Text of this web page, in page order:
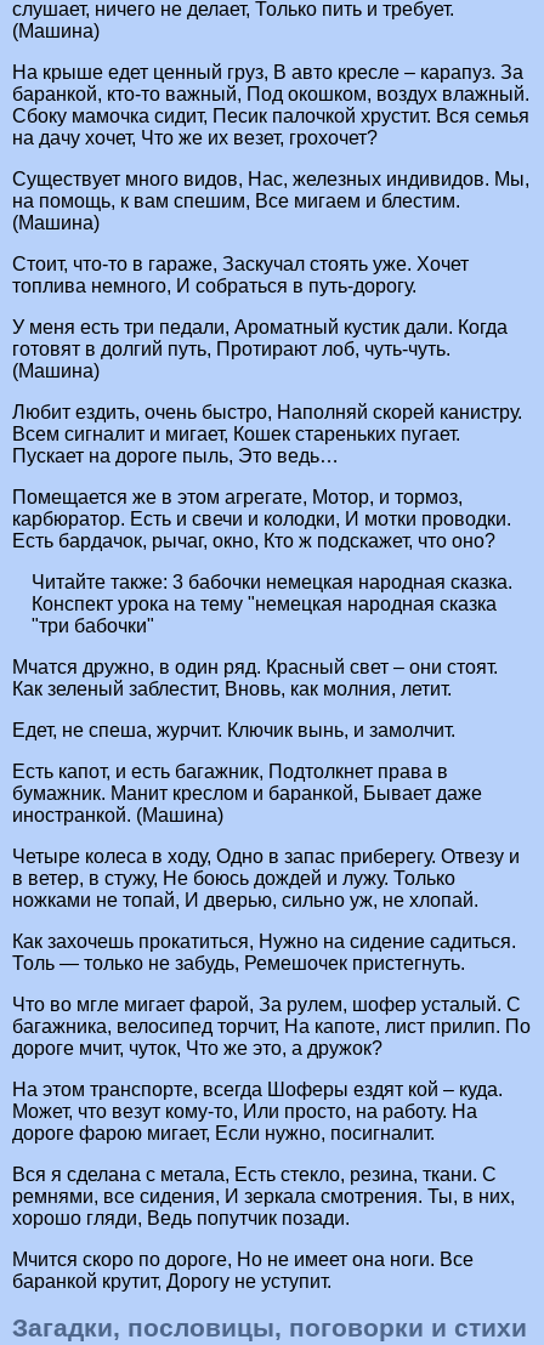
слушает, ничего не делает, Только пить и требует.
(Машина)
На крыше едет ценный груз, В авто кресле – карапуз. За
баранкой, кто-то важный, Под окошком, воздух влажный.
Сбоку мамочка сидит, Песик палочкой хрустит. Вся семья
на дачу хочет, Что же их везет, грохочет?
Существует много видов, Нас, железных индивидов. Мы,
на помощь, к вам спешим, Все мигаем и блестим.
(Машина)
Стоит, что-то в гараже, Заскучал стоять уже. Хочет
топлива немного, И собраться в путь-дорогу.
У меня есть три педали, Ароматный кустик дали. Когда
готовят в долгий путь, Протирают лоб, чуть-чуть.
(Машина)
Любит ездить, очень быстро, Наполняй скорей канистру.
Всем сигналит и мигает, Кошек стареньких пугает.
Пускает на дороге пыль, Это ведь…
Помещается же в этом агрегате, Мотор, и тормоз,
карбюратор. Есть и свечи и колодки, И мотки проводки.
Есть бардачок, рычаг, окно, Кто ж подскажет, что оно?
Читайте также: 3 бабочки немецкая народная сказка.
Конспект урока на тему "немецкая народная сказка
"три бабочки"
Мчатся дружно, в один ряд. Красный свет – они стоят.
Как зеленый заблестит, Вновь, как молния, летит.
Едет, не спеша, журчит. Ключик вынь, и замолчит.
Есть капот, и есть багажник, Подтолкнет права в
бумажник. Манит креслом и баранкой, Бывает даже
иностранкой. (Машина)
Четыре колеса в ходу, Одно в запас приберегу. Отвезу и
в ветер, в стужу, Не боюсь дождей и лужу. Только
ножками не топай, И дверью, сильно уж, не хлопай.
Как захочешь прокатиться, Нужно на сидение садиться.
Толь — только не забудь, Ремешочек пристегнуть.
Что во мгле мигает фарой, За рулем, шофер усталый. С
багажника, велосипед торчит, На капоте, лист прилип. По
дороге мчит, чуток, Что же это, а дружок?
На этом транспорте, всегда Шоферы ездят кой – куда.
Может, что везут кому-то, Или просто, на работу. На
дороге фарою мигает, Если нужно, посигналит.
Вся я сделана с метала, Есть стекло, резина, ткани. С
ремнями, все сидения, И зеркала смотрения. Ты, в них,
хорошо гляди, Ведь попутчик позади.
Мчится скоро по дороге, Но не имеет она ноги. Все
баранкой крутит, Дорогу не уступит.
Загадки, пословицы, поговорки и стихи